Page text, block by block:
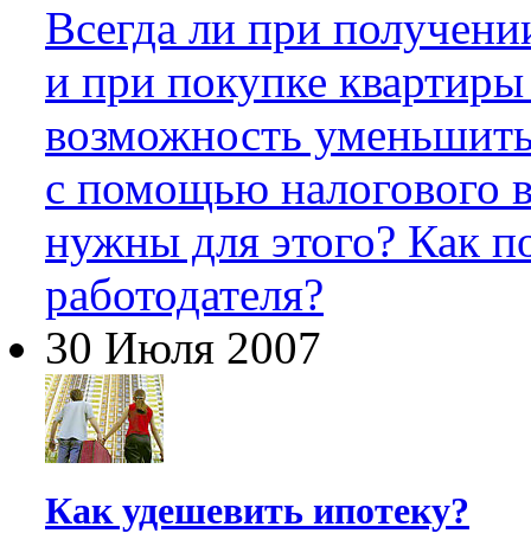
Всегда ли при
и при покупке квартиры
возможность
с помощью налогового
нужны для этого? Как
работодателя?
30 Июля 2007
Как удешевить ипотеку?